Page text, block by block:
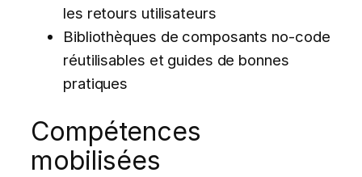
les retours utilisateurs
Bibliothèques de composants no-code
réutilisables et guides de bonnes
pratiques
Compétences
mobilisées